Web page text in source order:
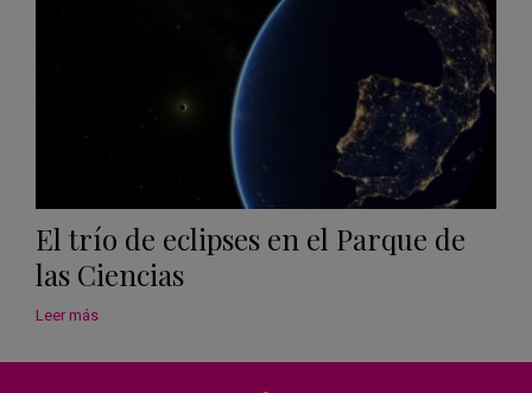
El trío de eclipses en el Parque de
las Ciencias
Leer más